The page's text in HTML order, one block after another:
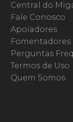
Central do
Fale Conosco
Apoiadores
Fomentadores
Perguntas
Termos de Uso
Quem Somos